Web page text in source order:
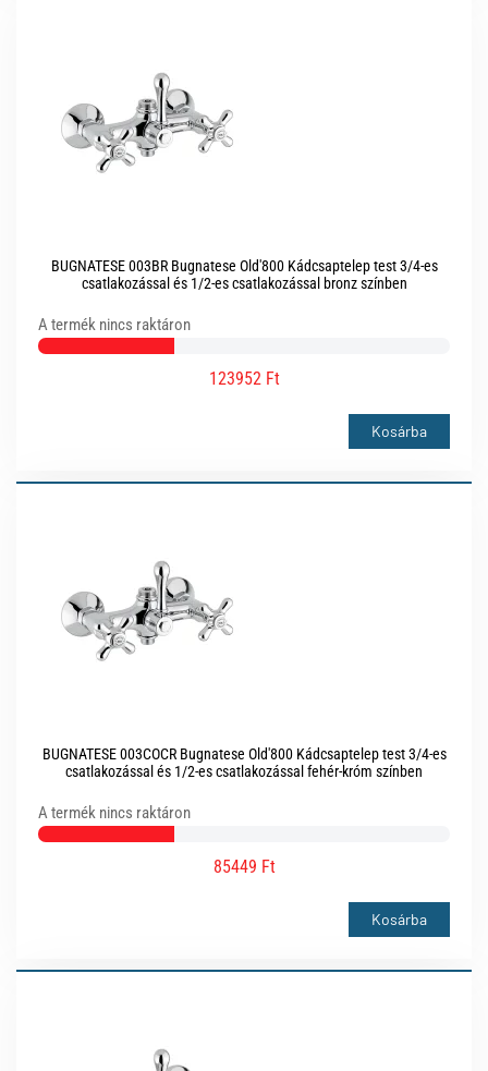
BUGNATESE 003BR Bugnatese Old'800 Kádcsaptelep test 3/4-es
csatlakozással és 1/2-es csatlakozással bronz színben
A termék nincs raktáron
123952 Ft
Kosárba
BUGNATESE 003COCR Bugnatese Old'800 Kádcsaptelep test 3/4-es
csatlakozással és 1/2-es csatlakozással fehér-króm színben
A termék nincs raktáron
85449 Ft
Kosárba